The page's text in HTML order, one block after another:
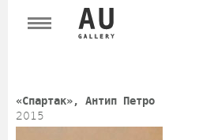
«Спартак», Антип Петро
2015